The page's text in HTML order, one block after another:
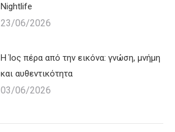
Nightlife
23/06/2026
Η Ίος πέρα από την εικόνα: γνώση, μνήμη
και αυθεντικότητα
03/06/2026